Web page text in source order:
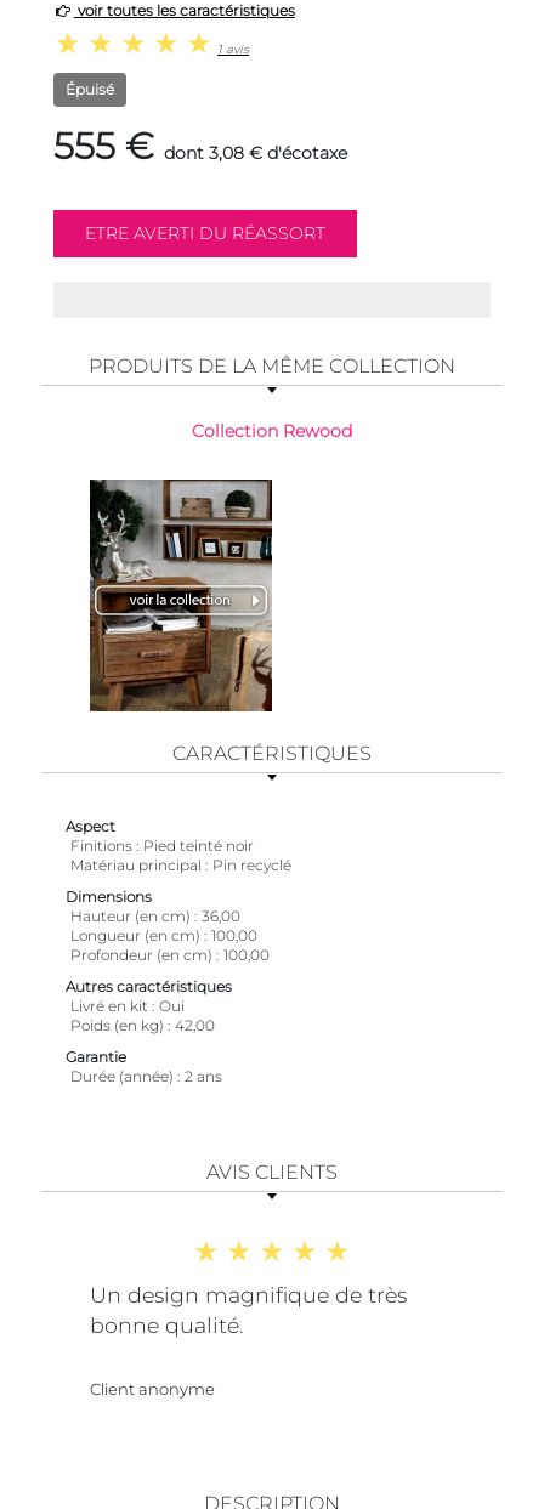
voir toutes les caractéristiques
1 avis
Épuisé
555 € dont 3,08 € d'écotaxe
PRODUITS DE LA MÊME COLLECTION
Collection Rewood
CARACTÉRISTIQUES
Aspect
Finitions
Pied teinté noir
Matériau principal
Pin recyclé
Dimensions
Hauteur (en cm)
36,00
Longueur (en cm)
100,00
Profondeur (en cm)
100,00
Autres caractéristiques
Livré en kit Oui
Poids (en kg)
42,00
Garantie
Durée (année)
2 ans
AVIS CLIENTS
Un design magnifique de très
bonne qualité.
Client anonyme
DESCRIPTION